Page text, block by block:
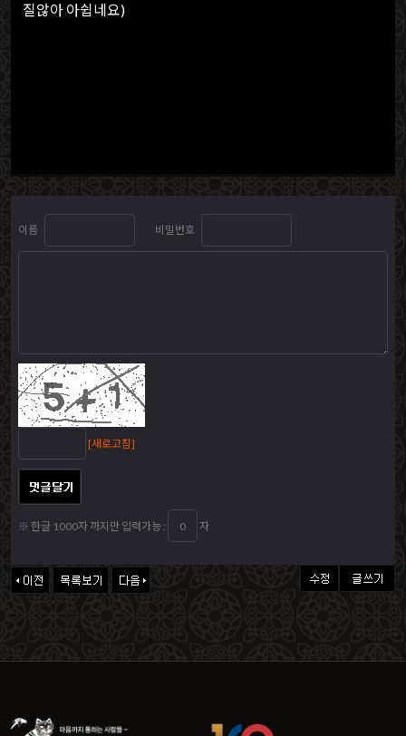
질않아 아쉽네요)
이름 비밀번호
[새로고침]
※ 한글 1000자 까지만 입력가능 : 자